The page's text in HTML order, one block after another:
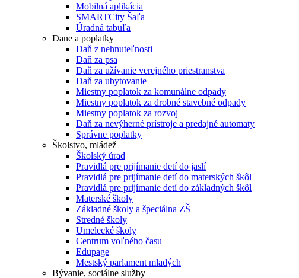
Mobilná aplikácia
SMARTCity Šaľa
Úradná tabuľa
Dane a poplatky
Daň z nehnuteľnosti
Daň za psa
Daň za užívanie verejného priestranstva
Daň za ubytovanie
Miestny poplatok za komunálne odpady
Miestny poplatok za drobné stavebné odpady
Miestny poplatok za rozvoj
Daň za nevýherné prístroje a predajné automaty
Správne poplatky
Školstvo, mládež
Školský úrad
Pravidlá pre prijímanie detí do jaslí
Pravidlá pre prijímanie detí do materských škôl
Pravidlá pre prijímanie detí do základných škôl
Materské školy
Základné školy a špeciálna ZŠ
Stredné školy
Umelecké školy
Centrum voľného času
Edupage
Mestský parlament mladých
Bývanie, sociálne služby